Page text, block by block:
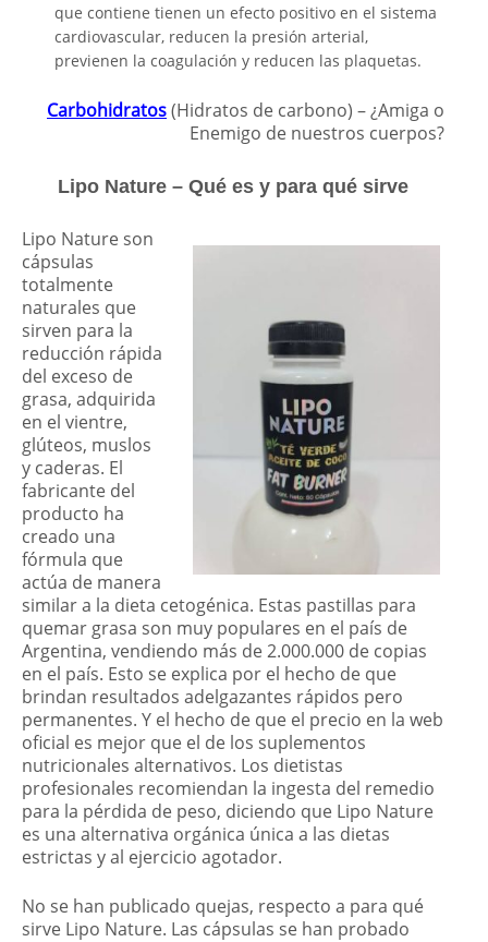
que contiene tienen un efecto positivo en el sistema
cardiovascular, reducen la presión arterial,
previenen la coagulación y reducen las plaquetas.
Carbohidratos(Hidratos de carbono) – ¿Amiga o
Enemigo de nuestros cuerpos?
Lipo Nature – Qué es y para qué sirve
Lipo Nature son
cápsulas
totalmente
naturales que
sirven para la
reducción rápida
del exceso de
grasa, adquirida
en el vientre,
glúteos, muslos
y caderas. El
fabricante del
producto ha
creado una
fórmula que
actúa de manera
similar a la dieta cetogénica. Estas pastillas para
quemar grasa son muy populares en el país de
Argentina, vendiendo más de 2.000.000 de copias
en el país. Esto se explica por el hecho de que
brindan resultados adelgazantes rápidos pero
permanentes. Y el hecho de que el precio en la web
oficial es mejor que el de los suplementos
nutricionales alternativos. Los dietistas
profesionales recomiendan la ingesta del remedio
para la pérdida de peso, diciendo que Lipo Nature
es una alternativa orgánica única a las dietas
estrictas y al ejercicio agotador.
No se han publicado quejas, respecto a para qué
sirve Lipo Nature. Las cápsulas se han probado